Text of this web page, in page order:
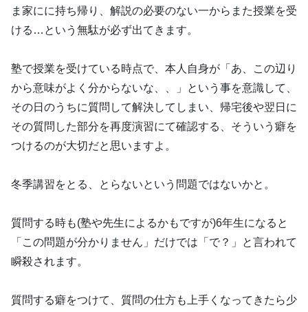
ま家にに持ち帰り、解説の必要のない一からまた授業を受
ける…という無駄が必ず出てきます。
塾で授業を受けている時点で、本人自身が「あ、この辺り
から意味がよく分からないな、、」という事を意識して、
その日のうちに質問して解決してしまい、帰宅後や翌日に
その質問した部分を再度演習にて確認する、そういう癖を
つけるのが大切だと思いますよ。
冬季講習をとる、とらないという問題ではないかと。
質問する時も(塾や先生によるかもですが)6年生になると
「この問題が分かりません」だけでは「で？」と言われて
瞬殺されます。
質問する癖をつけて、質問の仕方も上手くなってきたら少